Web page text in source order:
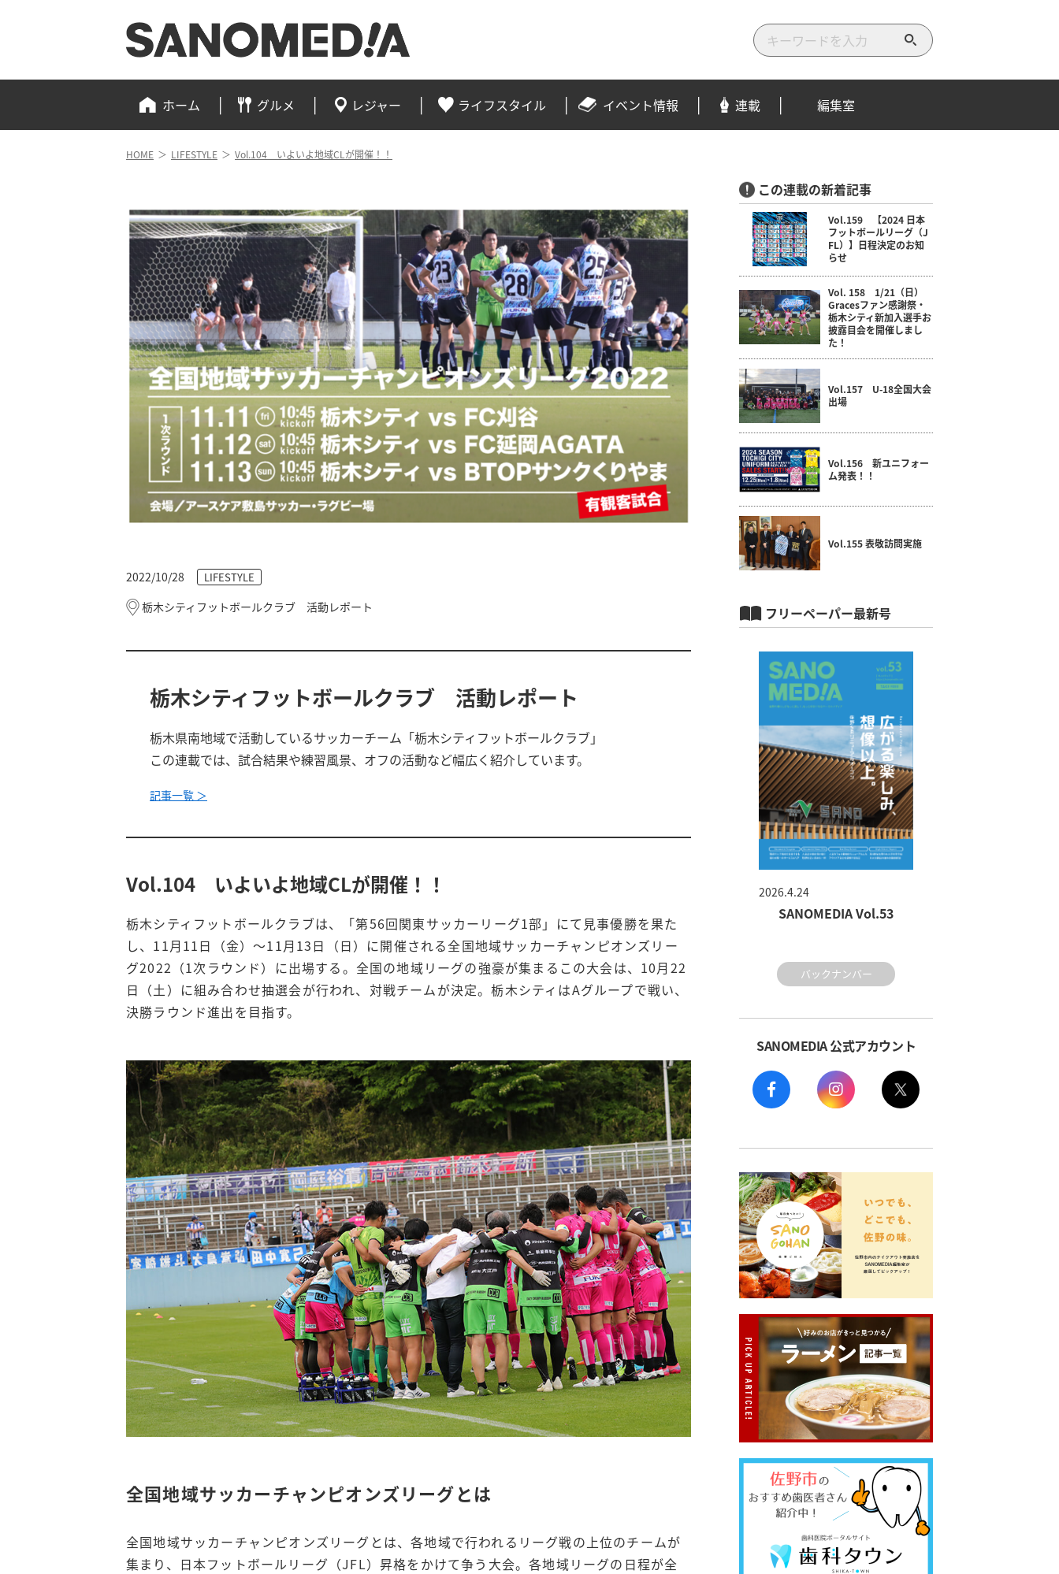
検
索
す
る
ホーム
グルメ レジャー ライフスタイル イベント情報 連載 編集室
HOME ＞ LIFESTYLE ＞ Vol.104 いよいよ地域CLが開催！！
栃木シティフットボールクラブ 活動レポート
栃木県南地域で活動しているサッカーチーム「栃木シティフットボールクラブ」
この連載では、試合結果や練習風景、オフの活動など幅広く紹介しています。
記事一覧 ＞
Vol.104 いよいよ地域CLが開催！！
2022/10/28 LIFESTYLE
栃木シティフットボールクラブ 活動レポート
栃木シティフットボールクラブは、「第56回関東サッカーリーグ1部」にて見事優勝を果た
し、11月11日（金）～11月13日（日）に開催される全国地域サッカーチャンピオンズリー
グ2022（1次ラウンド）に出場する。全国の地域リーグの強豪が集まるこの大会は、10月22
日（土）に組み合わせ抽選会が行われ、対戦チームが決定。栃木シティはAグループで戦い、
決勝ラウンド進出を目指す。
全国地域サッカーチャンピオンズリーグとは
全国地域サッカーチャンピオンズリーグとは、各地域で行われるリーグ戦の上位のチームが
集まり、日本フットボールリーグ（JFL）昇格をかけて争う大会。各地域リーグの日程が全
この連載の新着記事
Vol.159 【2024 日本
フットボールリーグ（J
FL）】日程決定のお知
らせ
Vol. 158 1/21（日）
Gracesファン感謝祭・
栃木シティ新加入選手お
披露目会を開催しまし
た！
Vol.157 U-18全国大会
出場
Vol.156 新ユニフォー
ム発表！！
Vol.155 表敬訪問実施
フリーペーパー最新号
SANOMEDIA Vol.53
2026.4.24
バックナンバー
SANOMEDIA 公式アカウント